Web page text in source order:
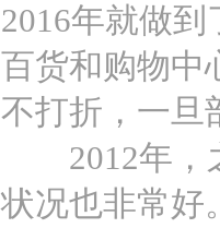
2016年就做
百货和购物中
不打折，一旦
2012年，之
状况也非常好